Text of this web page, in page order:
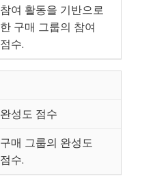
참여 활동을 기반으로
한 구매 그룹의 참여
점수.
완성도 점수
구매 그룹의 완성도
점수.